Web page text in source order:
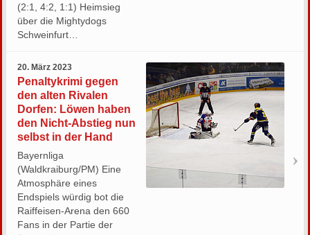
(2:1, 4:2, 1:1) Heimsieg
über die Mightydogs
Schweinfurt…
20. März 2023
Penaltykrimi gegen
den alten Rivalen
Dorfen: Löwen haben
den Nicht-Abstieg nun
selbst in der Hand
Bayernliga
(Waldkraiburg/PM) Eine
Atmosphäre eines
Endspiels würdig bot die
Raiffeisen-Arena den 660
Fans in der Partie der